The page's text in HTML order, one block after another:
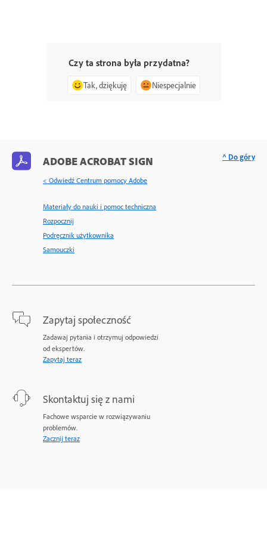
Czy ta strona była przydatna?
Tak, dziękuję Niespecjalnie
ADOBE ACROBAT SIGN
< Odwiedź Centrum pomocy Adobe
Materiały do nauki i pomoc techniczna
Rozpocznij
Podręcznik użytkownika
Samouczki
Zapytaj społeczność
Zadawaj pytania i otrzymuj odpowiedzi
od ekspertów.
Zapytaj teraz
Skontaktuj się z nami
Fachowe wsparcie w rozwiązywaniu
problemów.
Zacznij teraz
^ Do góry